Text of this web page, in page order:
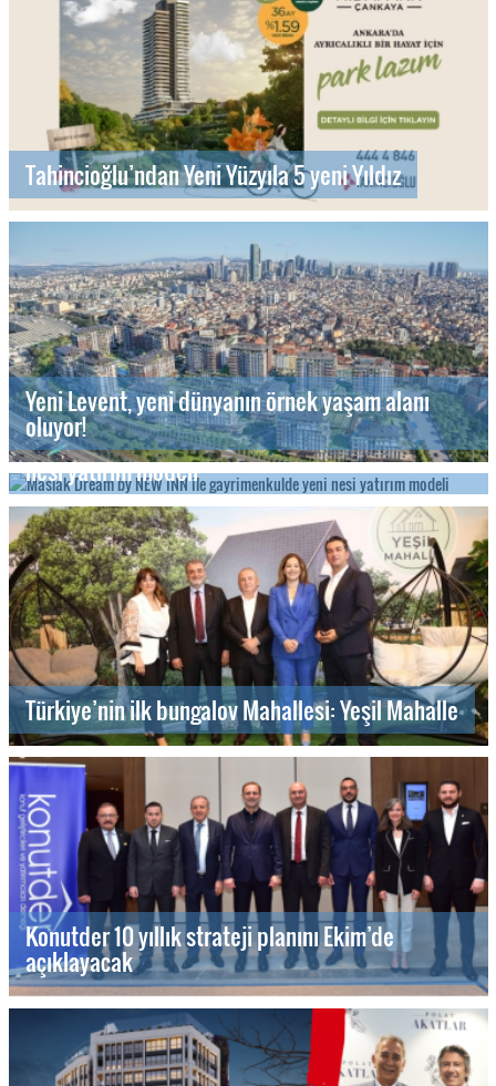
Tahincioğlu’ndan Yeni Yüzyıla 5 yeni Yıldız
Yeni Levent, yeni dünyanın örnek yaşam alanı
oluyor!
Maslak Dream by NEW INN ile gayrimenkulde yeni
nesi yatırım modeli
Türkiye’nin ilk bungalov Mahallesi: Yeşil Mahalle
Konutder 10 yıllık strateji planını Ekim’de
açıklayacak